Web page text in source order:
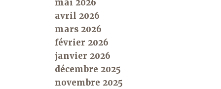
mai 2026
avril 2026
mars 2026
février 2026
janvier 2026
décembre 2025
novembre 2025